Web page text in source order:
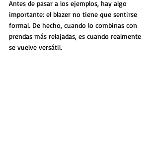
Antes de pasar a los ejemplos, hay algo
importante: el blazer no tiene que sentirse
formal. De hecho, cuando lo combinas con
prendas más relajadas, es cuando realmente
se vuelve versátil.